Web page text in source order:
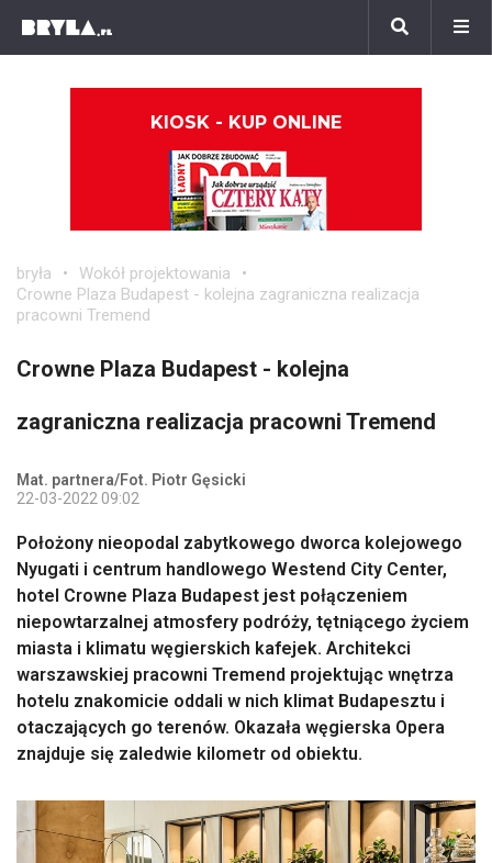
KIOSK - KUP ONLINE
bryła
Wokół projektowania
Crowne Plaza Budapest - kolejna zagraniczna realizacja
pracowni Tremend
Crowne Plaza Budapest - kolejna
zagraniczna realizacja pracowni Tremend
Mat. partnera/Fot. Piotr Gęsicki
22-03-2022 09:02
Położony nieopodal zabytkowego dworca kolejowego
Nyugati i centrum handlowego Westend City Center,
hotel Crowne Plaza Budapest jest połączeniem
niepowtarzalnej atmosfery podróży, tętniącego życiem
miasta i klimatu węgierskich kafejek. Architekci
warszawskiej pracowni Tremend projektując wnętrza
hotelu znakomicie oddali w nich klimat Budapesztu i
otaczających go terenów. Okazała węgierska Opera
znajduje się zaledwie kilometr od obiektu.